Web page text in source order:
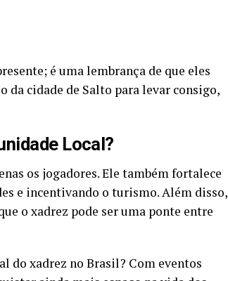
é uma lembrança de que eles
da cidade de Salto para levar consigo,
Local?
os jogadores. Ele também fortalece
e incentivando o turismo. Além disso,
o xadrez pode ser uma ponte entre
do xadrez no Brasil? Com eventos